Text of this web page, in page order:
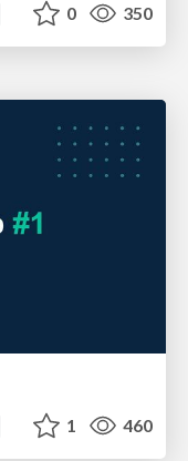
0 350
1 460